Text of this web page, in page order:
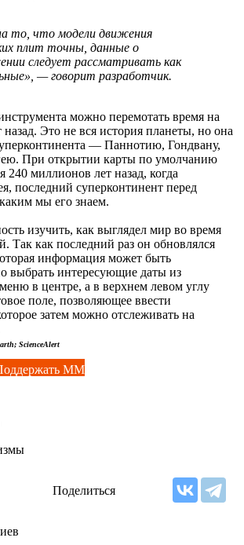
то, что модели движения
плит точны, данные о
следует рассматривать как
— говорит разработчик.
можно перемотать время на
Это не вся история планеты, но она
— Паннотию, Гондвану,
При открытии карты по умолчанию
240 миллионов лет назад, когда
последний суперконтинент перед
мы его знаем.
изучить, как выглядел мир во время
Так как последний раз он обновлялся
информация может быть
выбрать интересующие даты из
в центре, а в верхнем левом углу
поле, позволяющее ввести
затем можно отслеживать на
ScienceAlert
ММ
Поделиться